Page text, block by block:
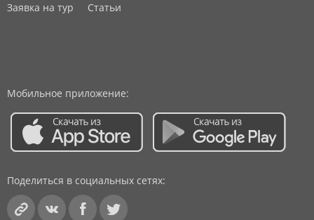
Заявка на тур
Статьи
Мобильное приложение:
Поделиться в социальных сетях: